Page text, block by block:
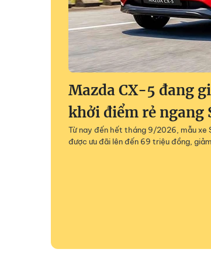
Mazda CX-5 đang
khởi điểm rẻ ngang
Từ nay đến hết tháng 9/2026, mẫu xe
được ưu đãi lên đến 69 triệu đồng,